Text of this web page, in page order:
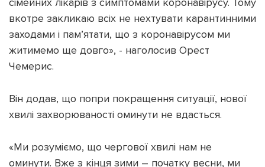
вкотре закликаю всіх не нехтувати карантинними
заходами і пам’ятати, що з коронавірусом ми
житимемо ще довго», - наголосив Орест
Чемерис.
Він додав, що попри покращення ситуації, нової
хвилі захворюваності оминути не вдасться.
«Ми розуміємо, що чергової хвилі нам не
оминути. Вже з кінця зими – початку весни, ми